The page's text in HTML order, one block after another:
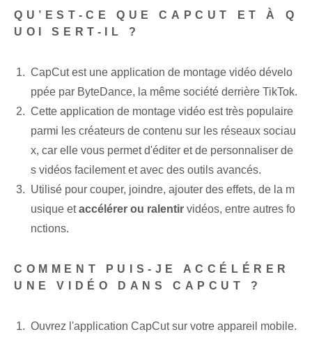
QU’EST-CE QUE CAPCUT ET À Q
UOI SERT-IL ?
CapCut est une application de montage vidéo dévelo
ppée par ByteDance, la même société derrière TikTok.
Cette application de montage vidéo est très populaire
parmi les créateurs de contenu sur les réseaux sociau
x, car elle vous permet d'éditer et de personnaliser de
s vidéos facilement et avec des outils avancés.
Utilisé pour couper, joindre, ajouter des effets, de la m
usique etaccélérer ou ralentir vidéos, entre autres fo
nctions.
COMMENT PUIS-JE ACCÉLÉRER
UNE VIDÉO DANS CAPCUT ?
Ouvrez l'application CapCut sur votre appareil mobile.